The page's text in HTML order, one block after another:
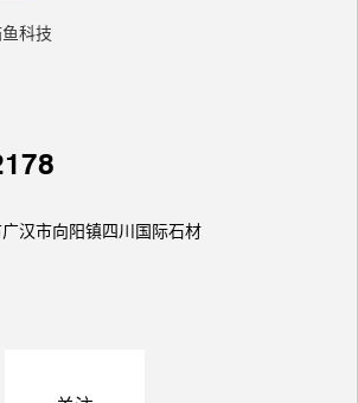
科技
汉市向阳镇四川国际石材